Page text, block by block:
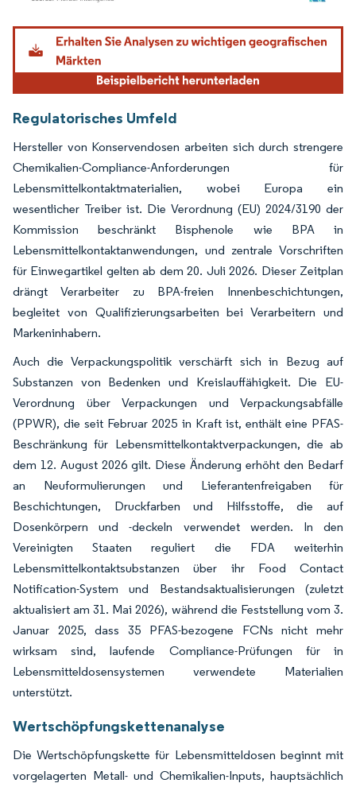
Bild © Mordor Intelligence. Wiederverwendung erfordert Namensnennung gemäß
Regulatorisches Umfeld
Hersteller von Konservendosen arbeiten sich durch strengere
Chemikalien-Compliance-Anforderungen für
Lebensmittelkontaktmaterialien, wobei Europa ein
wesentlicher Treiber ist. Die Verordnung (EU) 2024/3190 der
Kommission beschränkt Bisphenole wie BPA in
Lebensmittelkontaktanwendungen, und zentrale Vorschriften
für Einwegartikel gelten ab dem 20. Juli 2026. Dieser Zeitplan
drängt Verarbeiter zu BPA-freien Innenbeschichtungen,
begleitet von Qualifizierungsarbeiten bei Verarbeitern und
Markeninhabern.
Auch die Verpackungspolitik verschärft sich in Bezug auf
Substanzen von Bedenken und Kreislauffähigkeit. Die EU-
Verordnung über Verpackungen und Verpackungsabfälle
(PPWR), die seit Februar 2025 in Kraft ist, enthält eine PFAS-
Beschränkung für Lebensmittelkontaktverpackungen, die ab
dem 12. August 2026 gilt. Diese Änderung erhöht den Bedarf
an Neuformulierungen und Lieferantenfreigaben für
Beschichtungen, Druckfarben und Hilfsstoffe, die auf
Dosenkörpern und -deckeln verwendet werden. In den
Vereinigten Staaten reguliert die FDA weiterhin
Lebensmittelkontaktsubstanzen über ihr Food Contact
Notification-System und Bestandsaktualisierungen (zuletzt
aktualisiert am 31. Mai 2026), während die Feststellung vom 3.
Januar 2025, dass 35 PFAS-bezogene FCNs nicht mehr
wirksam sind, laufende Compliance-Prüfungen für in
Lebensmitteldosensystemen verwendete Materialien
unterstützt.
Wertschöpfungskettenanalyse
Die Wertschöpfungskette für Lebensmitteldosen beginnt mit
vorgelagerten Metall- und Chemikalien-Inputs, hauptsächlich